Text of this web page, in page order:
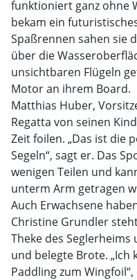
funktioniert ganz ohne
bekam ein
Spaßrennen sahen sie
über die
unsichtbaren Flügeln
Motor an ihrem Board.
Matthias Huber,
Regatta von seinen
Zeit foilen. „Das ist die
Segeln“, sagt er. Das
wenigen Teilen und
unterm Arm getragen
Auch Erwachsene
Christine Grundler
Theke des
und belegte Brote. „Ich
Paddling zum